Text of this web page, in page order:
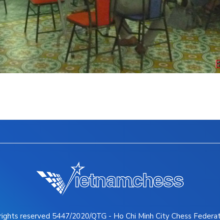
reserved 5447/2020/QTG - Ho Chi Minh City Chess